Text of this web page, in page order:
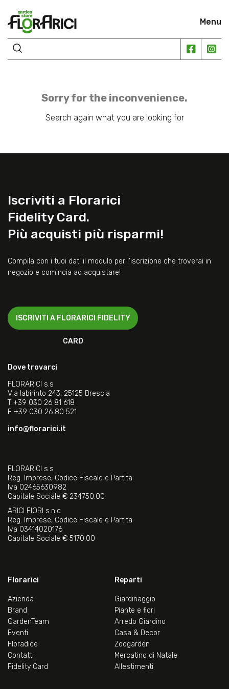
Menu
Sorry for the inconvenience.
Search again what you are looking for
Iscriviti a Florarici
Fidelity Card.
Più acquisti più risparmi!
Compila con i tuoi dati il modulo per l’iscrizione che troverai in
negozio e comincia ad acquistare!
ISCRIVITI A FLORARICI FIDELITY
CARD
Dove trovarci
FLORARICI s.s
Via labirinto 243, 25125 Brescia
T +39 030 26 81 618
F +39 030 26 80 521
info@florarici.it
FLORARICI s.s
Reg. Imprese, Codice Fiscale e Partita
Iva 02465630982
Capitale Sociale € 234750,00
ARICI FIORI s.n.c
Reg. Imprese, Codice Fiscale e Partita
Iva 03414020176
Capitale Sociale € 5170,00
Florarici
Azienda
Brand
GardenTeam
Eventi
Floradice
Contatti
Fidelity Card
Reparti
Giardinaggio
Piante e fiori
Arredo Giardino
Casa & Decor
Zoogarden
Mercatino di Natale
Allestimenti